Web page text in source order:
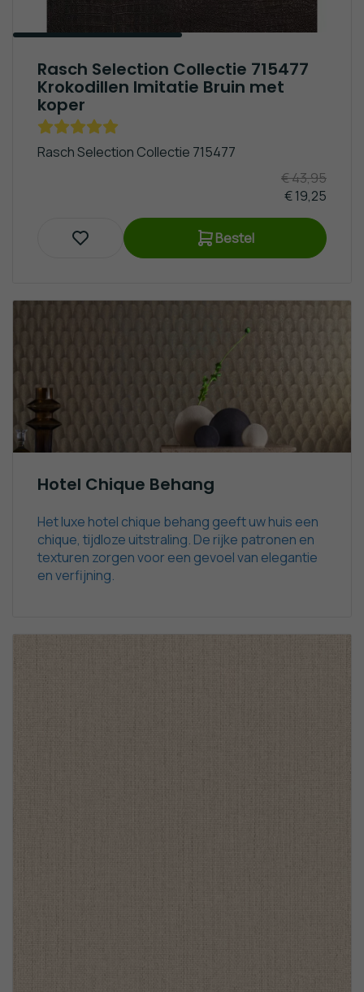
Rasch Selection Collectie 715477
Krokodillen Imitatie Bruin met
koper
Rasch Selection Collectie 715477
€ 43,95
€ 19,25
Bestel
Hotel Chique Behang
Het luxe hotel chique behang geeft uw huis een
chique, tijdloze uitstraling. De rijke patronen en
texturen zorgen voor een gevoel van elegantie
en verfijning.